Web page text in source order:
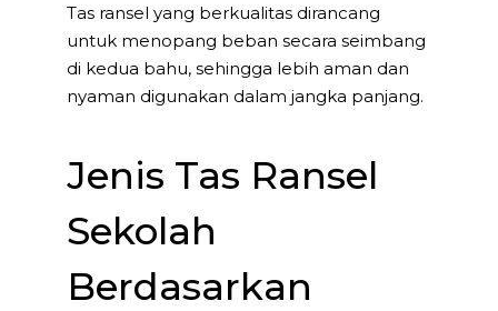
Tas ransel yang berkualitas dirancang
untuk menopang beban secara seimbang
di kedua bahu, sehingga lebih aman dan
nyaman digunakan dalam jangka panjang.
Jenis Tas Ransel
Sekolah
Berdasarkan